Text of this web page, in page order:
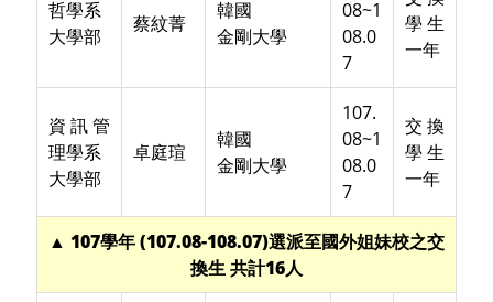
哲學系
大學部
蔡紋菁
韓國
金剛大學
08~1
08.0
7
學生
一年
資訊管
理學系
大學部
卓庭瑄
韓國
金剛大學
107.
08~1
08.0
7
交換
學生
一年
▲ 107學年 (107.08-108.07)選派至國外姐妹校之交
換生 共計16人